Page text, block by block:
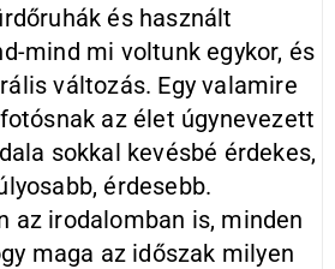
és használt
mind mi voltunk egykor, és
változás. Egy valamire
az élet úgynevezett
sokkal kevésbé érdekes,
érdesebb.
az irodalomban is, minden
maga az időszak milyen